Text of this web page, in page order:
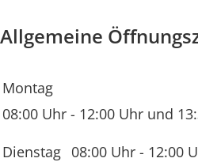
Allgemeine
Montag
08:00 Uhr - 12:00 Uhr und
Dienstag 08:00 Uhr - 12:00